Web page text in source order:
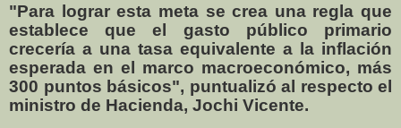
"Para lograr esta meta se crea una regla que
establece que el gasto público primario
crecería a una tasa equivalente a la inflación
esperada en el marco macroeconómico, más
300 puntos básicos", puntualizó al respecto el
ministro de Hacienda, Jochi Vicente.